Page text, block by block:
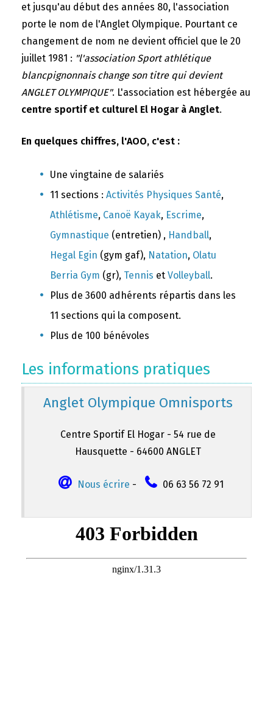
et jusqu'au début des années 80, l'association
porte le nom de l'Anglet Olympique. Pourtant ce
changement de nom ne devient officiel que le 20
juillet 1981 : "l'association Sport athlétique
blancpignonnais change son titre qui devient
ANGLET OLYMPIQUE". L'association est hébergée au
centre sportif et culturel El Hogar à Anglet.
En quelques chiffres, l'AOO, c'est :
Une vingtaine de salariés
11 sections : Activités Physiques Santé,
Athlétisme, Canoë Kayak, Escrime,
Gymnastique (entretien) , Handball,
Hegal Egin (gym gaf), Natation, Olatu
Berria Gym (gr), Tennis et Volleyball.
Plus de 3600 adhérents répartis dans les
11 sections qui la composent.
Plus de 100 bénévoles
Les informations pratiques
Anglet Olympique Omnisports
Centre Sportif El Hogar - 54 rue de
Hausquette - 64600 ANGLET
Nous écrire - 06 63 56 72 91